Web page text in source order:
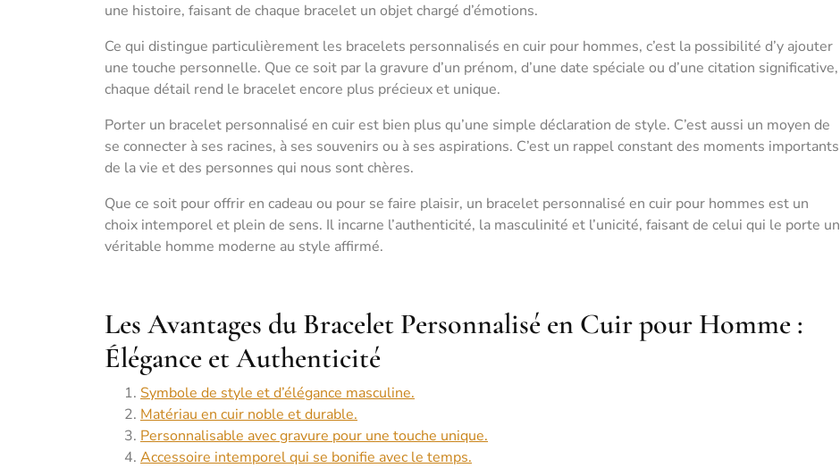
une histoire, faisant de chaque bracelet un objet chargé d’émotions.
Ce qui distingue particulièrement les bracelets personnalisés en cuir pour hommes, c’est la possibilité d’y ajouter
une touche personnelle. Que ce soit par la gravure d’un prénom, d’une date spéciale ou d’une citation significative,
chaque détail rend le bracelet encore plus précieux et unique.
Porter un bracelet personnalisé en cuir est bien plus qu’une simple déclaration de style. C’est aussi un moyen de
se connecter à ses racines, à ses souvenirs ou à ses aspirations. C’est un rappel constant des moments importants
de la vie et des personnes qui nous sont chères.
Que ce soit pour offrir en cadeau ou pour se faire plaisir, un bracelet personnalisé en cuir pour hommes est un
choix intemporel et plein de sens. Il incarne l’authenticité, la masculinité et l’unicité, faisant de celui qui le porte un
véritable homme moderne au style affirmé.
Les Avantages du Bracelet Personnalisé en Cuir pour Homme :
Élégance et Authenticité
Symbole de style et d’élégance masculine.
Matériau en cuir noble et durable.
Personnalisable avec gravure pour une touche unique.
Accessoire intemporel qui se bonifie avec le temps.